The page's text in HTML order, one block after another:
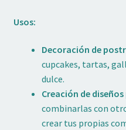
Usos:
Decoración de
cupcakes, tartas,
dulce.
Creación de
combinarlas con
crear tus propias